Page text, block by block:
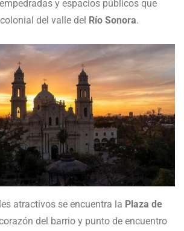
y espacios públicos que
del valle del Río Sonora.
atractivos se encuentra la Plaza de
del barrio y punto de encuentro